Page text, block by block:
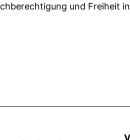
und Freiheit